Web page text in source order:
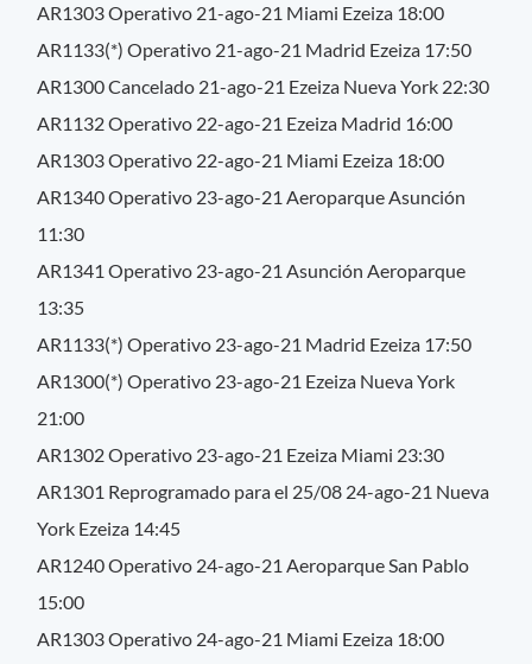
AR1303 Operativo 21-ago-21 Miami Ezeiza 18:00
AR1133(*) Operativo 21-ago-21 Madrid Ezeiza 17:50
AR1300 Cancelado 21-ago-21 Ezeiza Nueva York 22:30
AR1132 Operativo 22-ago-21 Ezeiza Madrid 16:00
AR1303 Operativo 22-ago-21 Miami Ezeiza 18:00
AR1340 Operativo 23-ago-21 Aeroparque Asunción
11:30
AR1341 Operativo 23-ago-21 Asunción Aeroparque
13:35
AR1133(*) Operativo 23-ago-21 Madrid Ezeiza 17:50
AR1300(*) Operativo 23-ago-21 Ezeiza Nueva York
21:00
AR1302 Operativo 23-ago-21 Ezeiza Miami 23:30
AR1301 Reprogramado para el 25/08 24-ago-21 Nueva
York Ezeiza 14:45
AR1240 Operativo 24-ago-21 Aeroparque San Pablo
15:00
AR1303 Operativo 24-ago-21 Miami Ezeiza 18:00